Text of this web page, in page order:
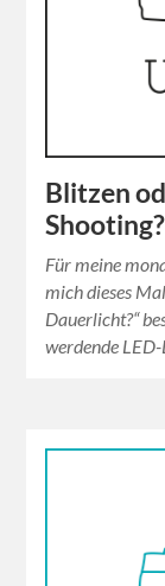
Blitzen
Shooting?
Für meine
mich dieses
Dauerlicht?“
werdende